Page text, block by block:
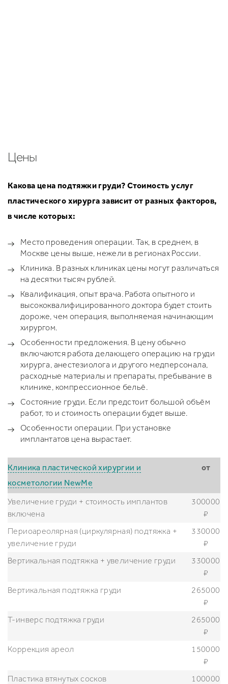
Цены
Какова цена подтяжки груди? Стоимость услуг
пластического хирурга зависит от разных факторов,
в числе которых:
Место проведения операции. Так, в среднем, в
Москве цены выше, нежели в регионах России.
Клиника. В разных клиниках цены могут различаться
на десятки тысяч рублей.
Квалификация, опыт врача. Работа опытного и
высококвалифицированного доктора будет стоить
дороже, чем операция, выполняемая начинающим
хирургом.
Особенности предложения. В цену обычно
включаются работа делающего операцию на груди
хирурга, анестезиолога и другого медперсонала,
расходные материалы и препараты, пребывание в
клинике, компрессионное бельё.
Состояние груди. Если предстоит большой объём
работ, то и стоимость операции будет выше.
Особенности операции. При установке
имплантатов цена вырастает.
Клиника пластической хирургии и
косметологии NewMe
от
Увеличение груди + стоимость имплантов
включена
300000
₽
Периоареолярная (циркулярная) подтяжка +
увеличение груди
330000
₽
Вертикальная подтяжка + увеличение груди
330000
₽
Вертикальная подтяжка груди
265000
₽
Т-инверс подтяжка груди
265000
₽
Коррекция ареол
150000
₽
Пластика втянутых сосков
100000